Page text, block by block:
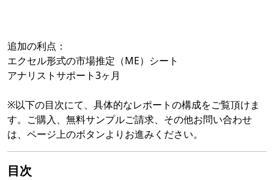
追加の利点：
エクセル形式の市場推定（ME）シート
アナリストサポート3ヶ月
※以下の目次にて、具体的なレポートの構成をご覧頂けま
す。ご購入、無料サンプルご請求、その他お問い合わせ
は、ページ上のボタンよりお進みください。
目次